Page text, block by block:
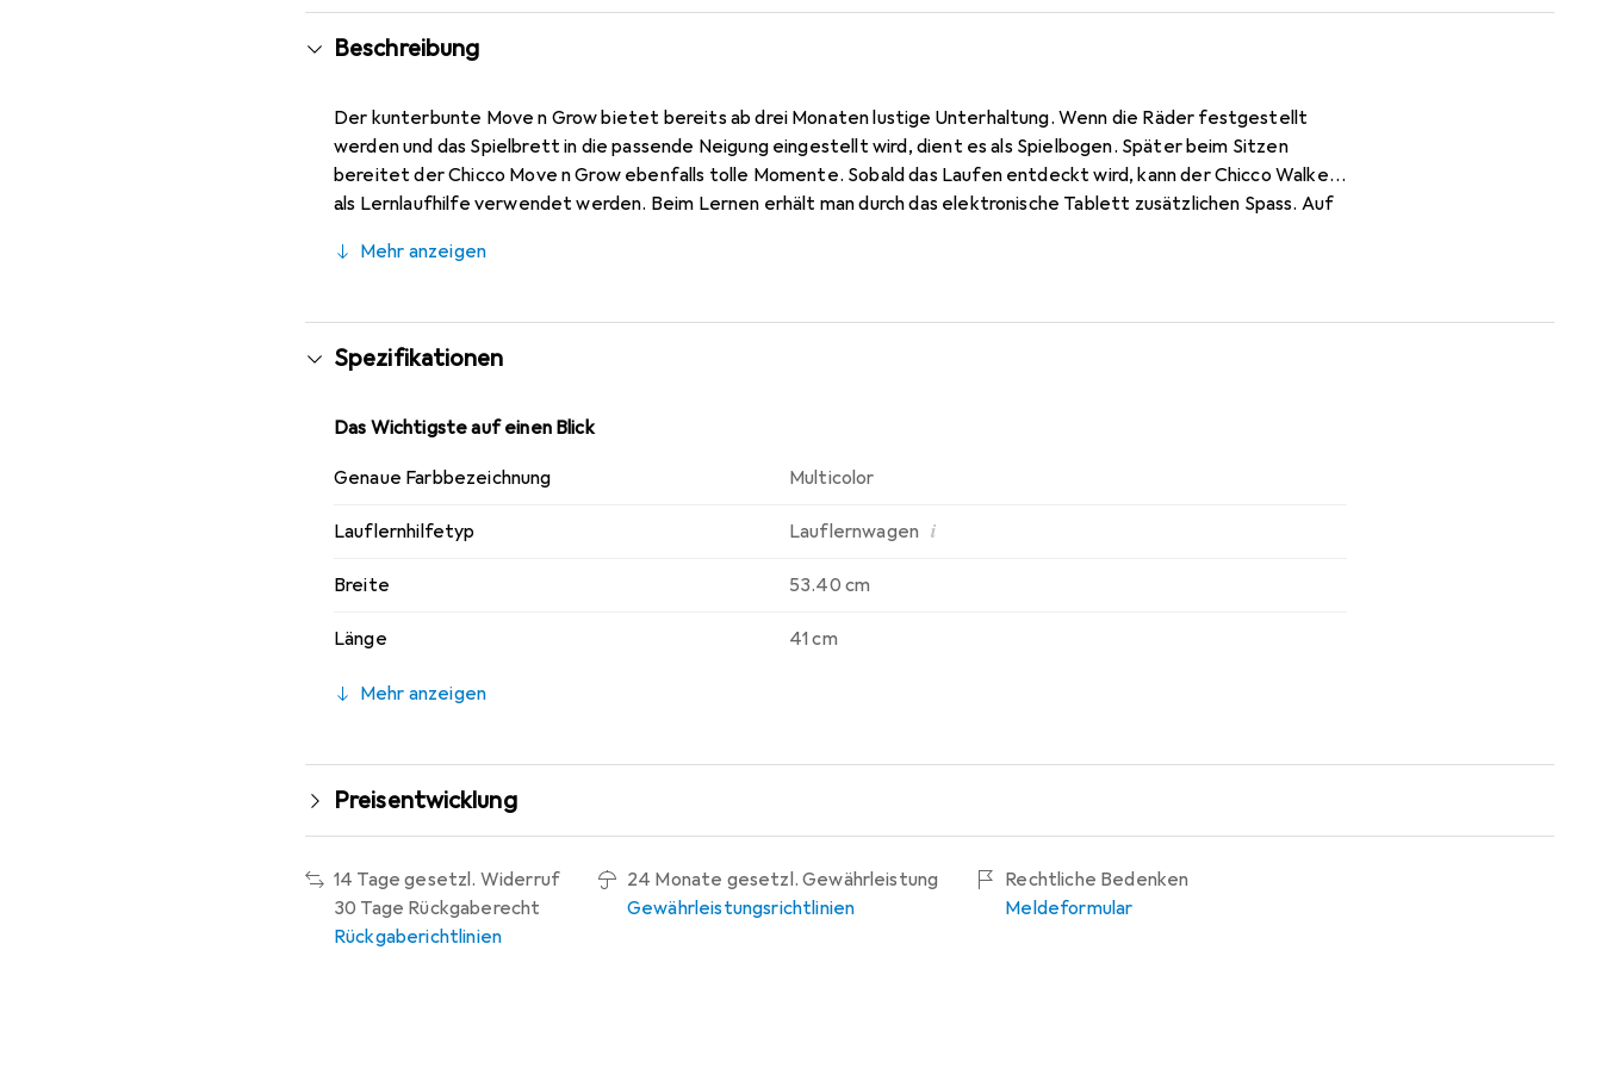
Beschreibung
Der kunterbunte Move n Grow bietet bereits ab drei Monaten lustige Unterhaltung. Wenn die Räder festgestellt
werden und das Spielbrett in die passende Neigung eingestellt wird, dient es als Spielbogen. Später beim Sitzen
bereitet der Chicco Move n Grow ebenfalls tolle Momente. Sobald das Laufen entdeckt wird, kann der Chicco Walker
als Lernlaufhilfe verwendet werden. Beim Lernen erhält man durch das elektronische Tablett zusätzlichen Spass. Auf
Spassfaktor noch höher angesetzt.
Mehr anzeigen
Spezifikationen
Das Wichtigste auf einen Blick
Genaue Farbbezeichnung Multicolor
Lauflernhilfetyp Lauflernwagen i
Breite 53.40 cm
Länge 41 cm
Mehr anzeigen
Preisentwicklung
14 Tage gesetzl. Widerruf
30 Tage Rückgaberecht
Rückgaberichtlinien
24 Monate gesetzl. Gewährleistung
Gewährleistungsrichtlinien
Rechtliche Bedenken
Meldeformular